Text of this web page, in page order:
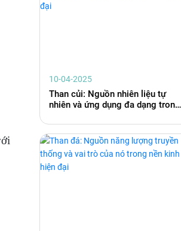
10-04-2025
Than củi: Nguồn nhiên liệu tự
nhiên và ứng dụng đa dạng trong